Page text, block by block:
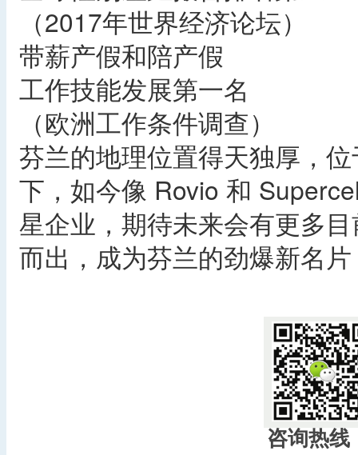
（2017年世界经济论坛）
带薪产假和陪产假
工作技能发展第一名
（欧洲工作条件调查）
芬兰的地理位置得天独厚，
下，如今像 Rovio 和
星企业，期待未来会有更多
而出，成为芬兰的劲爆新名
咨询热线